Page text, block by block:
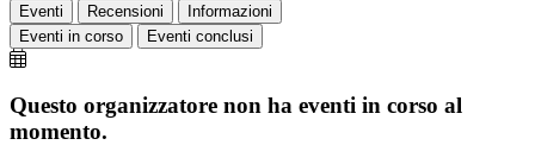
Eventi Recensioni
Informazioni
Eventi in corso
Eventi conclusi
Questo organizzatore non ha eventi in corso al
momento.